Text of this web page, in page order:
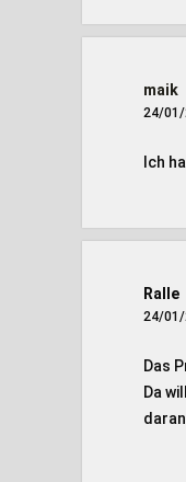
maik
24/01/
Ich
Ralle
24/01/
Das
Da